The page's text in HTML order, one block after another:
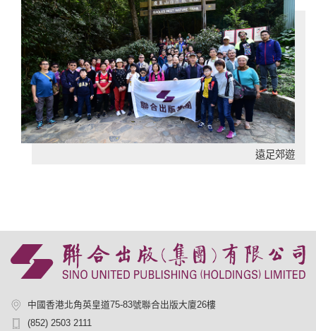
遠足郊遊
中國香港北角英皇道75-83號聯合出版大廈26樓
(852) 2503 2111